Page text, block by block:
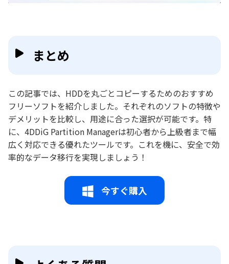
まとめ
この記事では、HDDを丸ごとコピーするためのおすすめ
フリーソフトを紹介しました。それぞれのソフトの特徴や
デメリットを比較し、用途に合った選択が可能です。特
に、4DDiG Partition Managerは初心者から上級者まで幅
広く対応できる優れたツールです。これを機に、安全で効
率的なデータ移行を実現しましょう！
今すぐ購入